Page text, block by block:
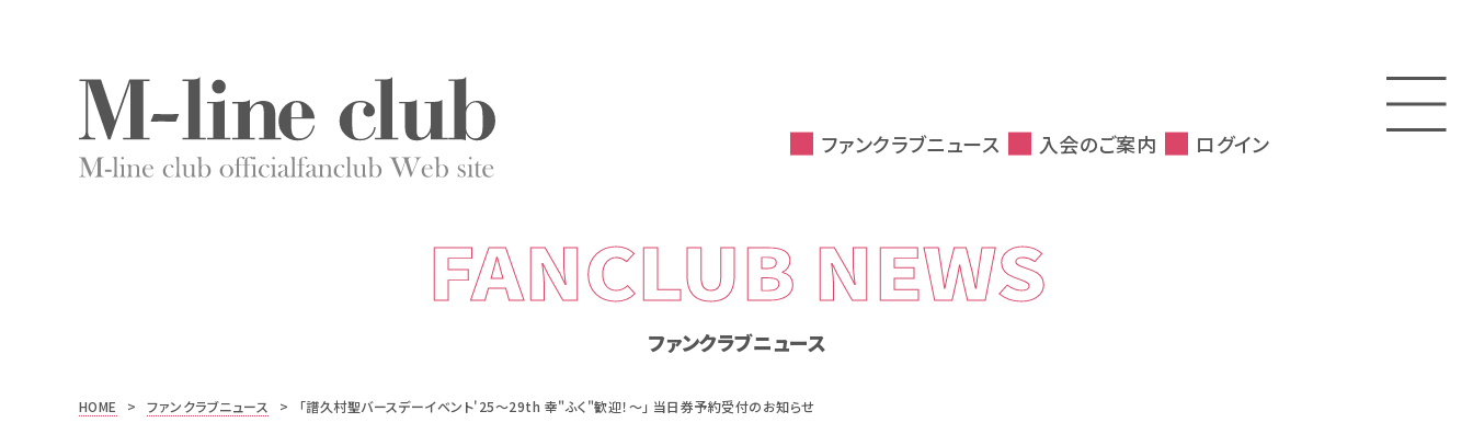
ファンクラブニュース 入会のご案内 ログイン
FANCLUB NEWS
ファンクラブニュース
HOME > ファンクラブニュース > 「譜久村聖バースデーイベント'25～29th 幸"ふく"歓迎！～」 当日券予約受付のお知らせ